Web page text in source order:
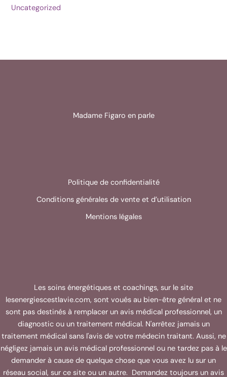
Uncategorized
Madame Figaro en parle
Politique de confidentialité
Conditions générales de vente et d’utilisation
Mentions légales
Les soins énergétiques et coachings, sur le site
lesenergiescestlavie.com, sont voués au bien-être général et ne
sont pas destinés à remplacer un avis médical professionnel, un
diagnostic ou un traitement médical. N'arrêtez jamais un
traitement médical sans l'avis de votre médecin traitant. Aussi, ne
négligez jamais un avis médical professionnel ou ne tardez pas à le
demander à cause de quelque chose que vous avez lu sur un
réseau social, sur ce site ou un autre. Demandez toujours un avis